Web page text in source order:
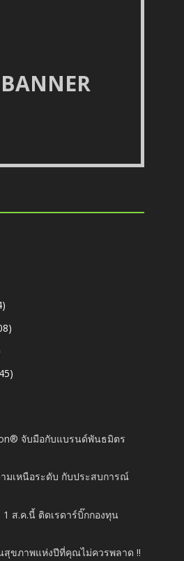
จับมือกับแบรนด์พันธมิตร
มเหนือระดับ กับประสบการณ์
1 ส.ค.นี้ ติดเรดาร์บิ๊กกองทุน
สุขภาพแห่งปีที่คุณไม่ควรพลาด !!